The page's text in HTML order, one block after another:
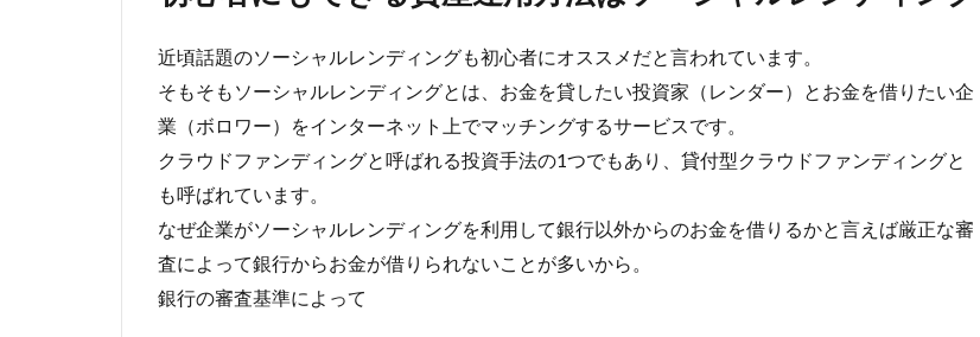
近頃話題のソーシャルレンディングも初心者にオススメだと言われています。
そもそもソーシャルレンディングとは、お金を貸したい投資家（レンダー）とお金を借りたい企
業（ボロワー）をインターネット上でマッチングするサービスです。
クラウドファンディングと呼ばれる投資手法の1つでもあり、貸付型クラウドファンディングと
も呼ばれています。
なぜ企業がソーシャルレンディングを利用して銀行以外からのお金を借りるかと言えば厳正な審
査によって銀行からお金が借りられないことが多いから。
銀行の審査基準によって